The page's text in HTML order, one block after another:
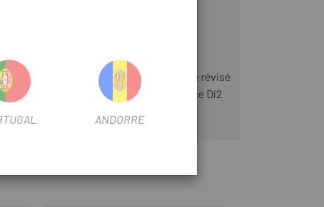
SM EW90F. Cependant, le produit a été révisé
les composants du groupe Dura Ace Di2
ANDORRE